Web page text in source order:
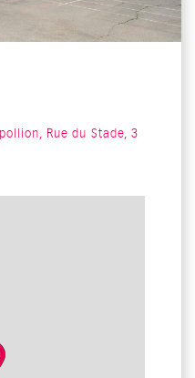
Rue du Stade, 3